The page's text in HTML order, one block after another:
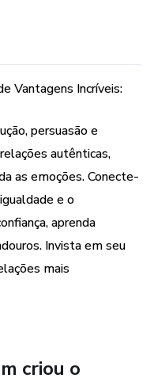
Vantagens Incríveis:
persuasão e
autênticas,
as emoções. Conecte-
e o
aprenda
Invista em seu
mais
criou o